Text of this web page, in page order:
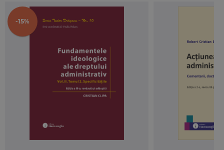
ofertelor castigatoare, anularea procedurii de atribuire.
Lucrarea mai cuprinde un capitol legat de contenciosul
achizitiilor publice, in care au fost incluse spete relevante
legate de solutionarea contestatiilor, solutionarea litigiilor
avand ca obiect achizitiile publice in instanta si masuri cu
caracter provizoriu.
-15%